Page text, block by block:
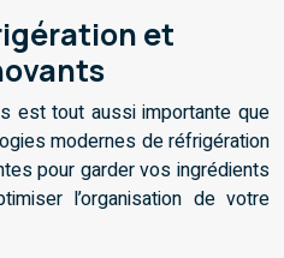
et
est tout aussi importante que
modernes de réfrigération
pour garder vos ingrédients
l’organisation de votre